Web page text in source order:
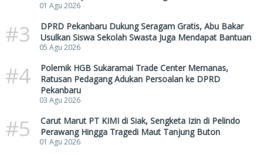
01 Agu 2026
#3
DPRD Pekanbaru Dukung Seragam Gratis, Abu Bakar
Usulkan Siswa Sekolah Swasta Juga Mendapat Bantuan
05 Agu 2026
#4
Polemik HGB Sukaramai Trade Center Memanas,
Ratusan Pedagang Adukan Persoalan ke DPRD
Pekanbaru
03 Agu 2026
#5
Carut Marut PT KIMI di Siak, Sengketa Izin di Pelindo
Perawang Hingga Tragedi Maut Tanjung Buton
01 Agu 2026